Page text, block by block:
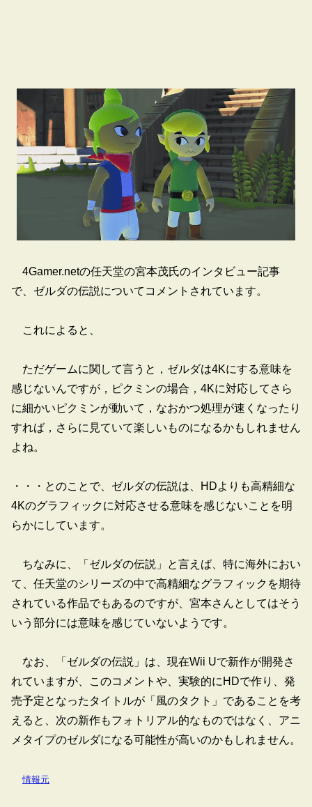
4Gamer.netの任天堂の宮本茂氏のインタビュー記事
で、ゼルダの伝説についてコメントされています。
これによると、
ただゲームに関して言うと，ゼルダは4Kにする意味を
感じないんですが，ピクミンの場合，4Kに対応してさら
に細かいピクミンが動いて，なおかつ処理が速くなったり
すれば，さらに見ていて楽しいものになるかもしれません
よね。
・・・とのことで、ゼルダの伝説は、HDよりも高精細な
4Kのグラフィックに対応させる意味を感じないことを明
らかにしています。
ちなみに、「ゼルダの伝説」と言えば、特に海外におい
て、任天堂のシリーズの中で高精細なグラフィックを期待
されている作品でもあるのですが、宮本さんとしてはそう
いう部分には意味を感じていないようです。
なお、「ゼルダの伝説」は、現在Wii Uで新作が開発さ
れていますが、このコメントや、実験的にHDで作り、発
売予定となったタイトルが「風のタクト」であることを考
えると、次の新作もフォトリアル的なものではなく、アニ
メタイプのゼルダになる可能性が高いのかもしれません。
情報元